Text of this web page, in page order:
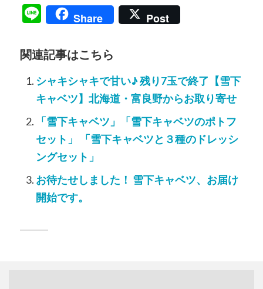
LineShare Post
関連記事はこちら
シャキシャキで甘い♪ 残り7玉で終了【雪下
キャベツ】北海道・富良野からお取り寄せ
「雪下キャベツ」「雪下キャベツのポトフ
セット」 「雪下キャベツと３種のドレッシ
ングセット」
お待たせしました！ 雪下キャベツ、お届け
開始です。